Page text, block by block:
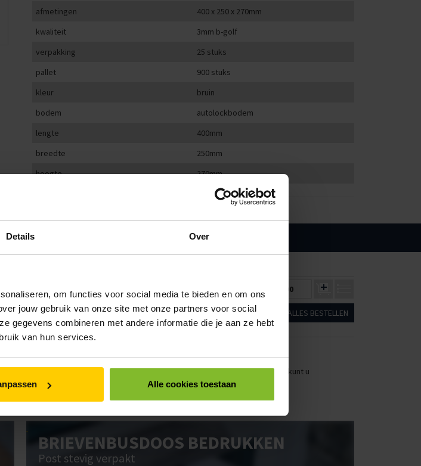
Details Over
om functies voor social media te bieden en om ons
jouw gebruik van onze site met onze partners voor social
gegevens combineren met andere informatie die je aan ze hebt
van hun services.
Alle cookies toestaan
afmetingen
400 x 250 x 270mm
kwaliteit
3mm b-golf
verpakking
25 stuks
pallet
900 stuks
kleur
bruin
bodem
autolockbodem
lengte
400mm
breedte
250mm
hoogte
270mm
€1167,00 €1069,75 €972,50 €875,25 €778,00 €0,00
ALLES BESTELLEN
om eenvoudig en snel producten te bestellen. Uw bestel- en offertelijsten kunt u
BRIEVENBUSDOOS BEDRUKKEN
Post stevig verpakt